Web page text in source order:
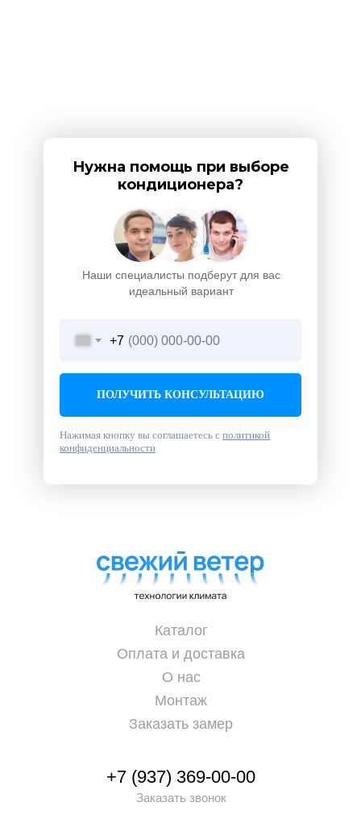
Наши специалисты подберут для вас
идеальный вариант
Нужна помощь при выборе
кондиционера?
+7
ПОЛУЧИТЬ КОНСУЛЬТАЦИЮ
Нажимая кнопку вы соглашаетесь с политикой
конфиденциальности
+7 (937) 369-00-00
Заказать звонок
Каталог
Оплата и доставка
О нас
Монтаж
Заказать замер